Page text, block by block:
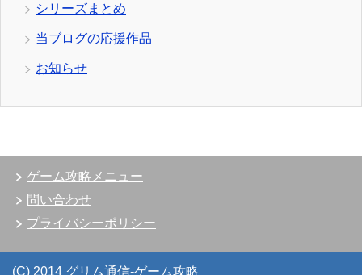
シリーズまとめ
当ブログの応援作品
お知らせ
ゲーム攻略メニュー
問い合わせ
プライバシーポリシー
(C) 2014 グリム通信-ゲーム攻略